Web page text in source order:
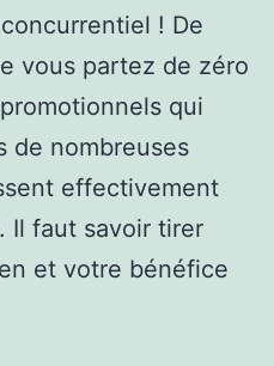
! De
vous partez de zéro
qui
de nombreuses
effectivement
Il faut savoir tirer
et votre bénéfice